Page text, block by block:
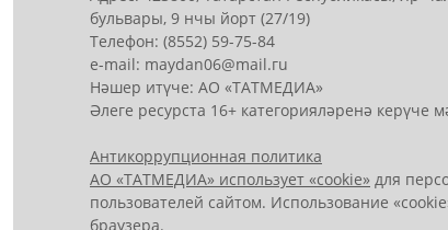
бульвары, 9 нчы йорт (27/19)
Телефон: (8552) 59-75-84
е-mail: mауdаn06@mail.гu
Нәшер итүче: АО «ТАТМЕДИА»
Әлеге ресурста 16+ категорияләренә керүче
Антикоррупционная политика
АО «ТАТМЕДИА» использует «cookie» для
пользователей сайтом. Использование
браузера.